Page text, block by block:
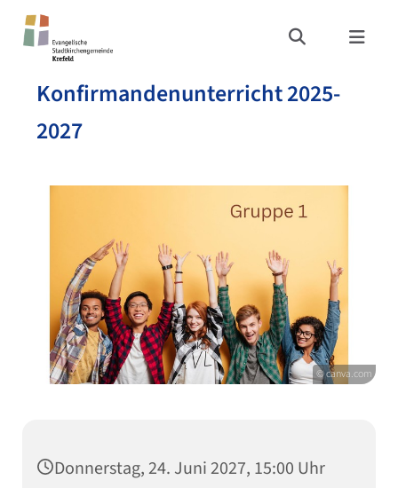
Konfirmandenunterricht 2025-
2027
© canva.com
Donnerstag, 24. Juni 2027, 15:00 Uhr